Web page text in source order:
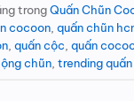
trongQuấn Chũn
cocoon, quấn chũn
, quấn cộc, quấn
chũn, trending